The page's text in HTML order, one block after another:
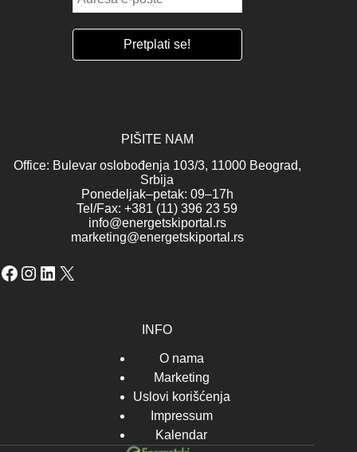
PIŠITE NAM
Office: Bulevar oslobođenja 103/3, 11000 Beograd,
Srbija
Ponedeljak–petak: 09–17h
Tel/Fax: +381 (11) 396 23 59
info@energetskiportal.rs
marketing@energetskiportal.rs
Facebook
Instagram
LinkedIn
X
INFO
O nama
Marketing
Uslovi korišćenja
Impressum
Kalendar